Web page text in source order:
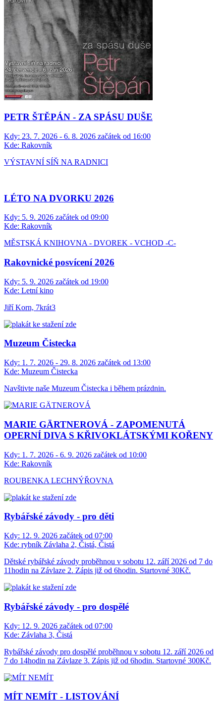
PETR ŠTĚPÁN - ZA SPÁSU DUŠE
Kdy: 23. 7. 2026 - 6. 8. 2026 začátek od 16:00
Kde: Rakovník
VÝSTAVNÍ SÍŇ NA RADNICI
LÉTO NA DVORKU 2026
Kdy: 5. 9. 2026 začátek od 09:00
Kde: Rakovník
MĚSTSKÁ KNIHOVNA - DVOREK - VCHOD -C-
Rakovnické posvícení 2026
Kdy: 5. 9. 2026 začátek od 19:00
Kde: Letní kino
Jiří Korn, 7krát3
Muzeum Čistecka
Kdy: 1. 7. 2026 - 29. 8. 2026 začátek od 13:00
Kde: Muzeum Čistecka
Navštivte naše Muzeum Čistecka i během prázdnin.
MARIE GÄRTNEROVÁ - ZAPOMENUTÁ
OPERNÍ DIVA S KŘIVOKLÁTSKÝMI KOŘENY
Kdy: 1. 7. 2026 - 6. 9. 2026 začátek od 10:00
Kde: Rakovník
ROUBENKA LECHNÝŘOVNA
Rybářské závody - pro děti
Kdy: 12. 9. 2026 začátek od 07:00
Kde: rybník Závlaha 2, Čistá, Čistá
Dětské rybářské závody proběhnou v sobotu 12. září 2026 od 7 do
11hodin na Závlaze 2. Zápis již od 6hodin. Startovné 30Kč.
Rybářské závody - pro dospělé
Kdy: 12. 9. 2026 začátek od 07:00
Kde: Závlaha 3, Čistá
Rybářské závody pro dospělé proběhnou v sobotu 12. září 2026 od
7 do 14hodin na Závlaze 3. Zápis již od 6hodin. Startovné 300Kč.
MÍT NEMÍT - LISTOVÁNÍ